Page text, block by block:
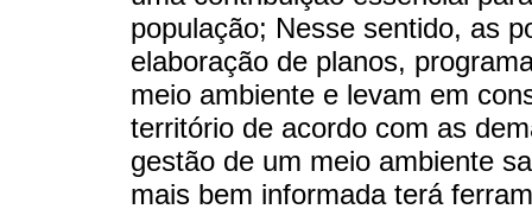
população; Nesse sentido, as
elaboração de planos,
meio ambiente e levam em
território de acordo com as
gestão de um meio ambiente
mais bem informada terá